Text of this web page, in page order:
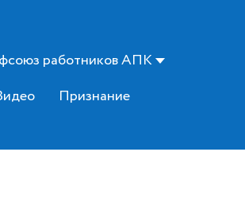
работников АПК
Признание